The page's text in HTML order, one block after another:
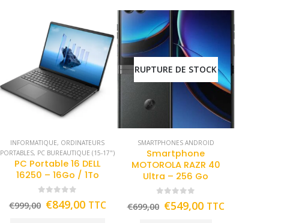
INFORMATIQUE, ORDINATEURS
PORTABLES, PC BUREAUTIQUE (15-17")
PC Portable 16 DELL
16250 – 16Go / 1To
€999,00 €849,00 TTC
RUPTURE DE STOCK
SMARTPHONES ANDROID
Smartphone
MOTOROLA RAZR 40
Ultra – 256 Go
€699,00 €549,00 TTC